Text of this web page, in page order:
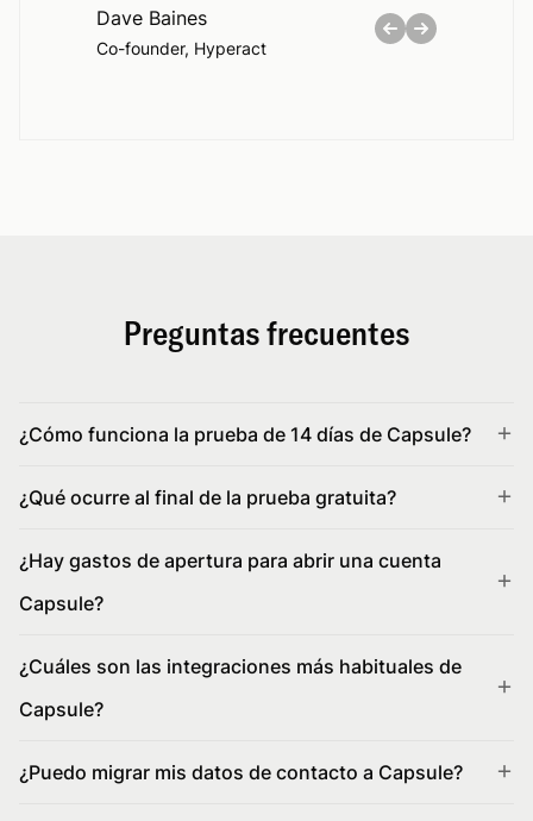
Dave Baines
Co-founder, Hyperact
Preguntas frecuentes
¿Cómo funciona la prueba de 14 días de Capsule?
¿Qué ocurre al final de la prueba gratuita?
¿Hay gastos de apertura para abrir una cuenta
Capsule?
¿Cuáles son las integraciones más habituales de
Capsule?
¿Puedo migrar mis datos de contacto a Capsule?